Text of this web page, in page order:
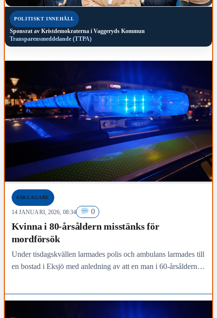
POLITISKT INNEHÅLL
Sponsrat av Kristdemokraterna i Vaggeryds Kommun
Transparensmeddelande (TTPA)
#ÅKLAGARE
14 JANUARI, 2026, 08:34 0
Kvinna i 80-årsåldern misstänks för
mordförsök
Under tisdagskvällen larmades polis och ambulans larmades till
en bostad i Eksjö med anledning av att en man i 60-årsåldern